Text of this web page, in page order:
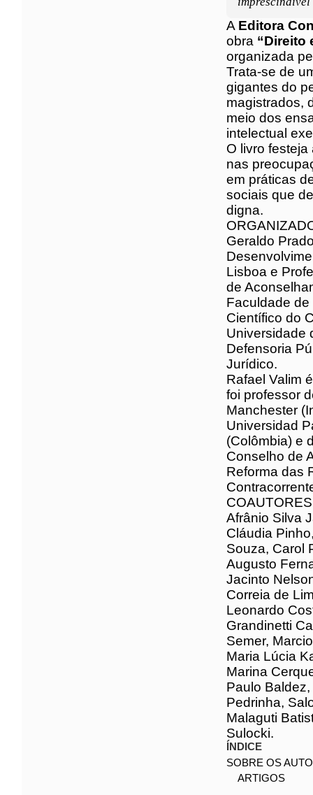
AEditora
lançamento
Rubens
Valim.
Trata-se de
de gigantes
por meio
imensa
O livro
acompanha
deve ser
e de
por
Geraldo
mesma
do Instituto
de Direito
Científico
(JusGov -
de Janeiro -
Rafael
(PUC/SP),
da
Normandie
Universidad
Comahue
da
Relações
COAUTORES
Afrânio
Carvalho,
Melchior,
Hassan
Gisele
Coutinho,
Cirino dos
de Paula,
Castanho
Semer,
Oliveira,
Marília
Moraes,
Pierre
Simone